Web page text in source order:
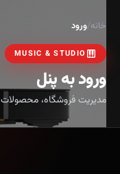
خانه/ورود
PIANO
MUSIC & STUDIO
ورود به پنل
مدیریت فروشگاه،